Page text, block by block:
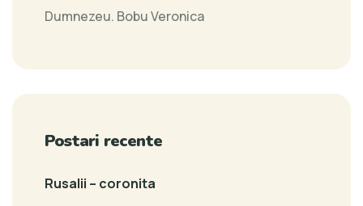
Dumnezeu. Bobu Veronica
Postari recente
Rusalii – coronita